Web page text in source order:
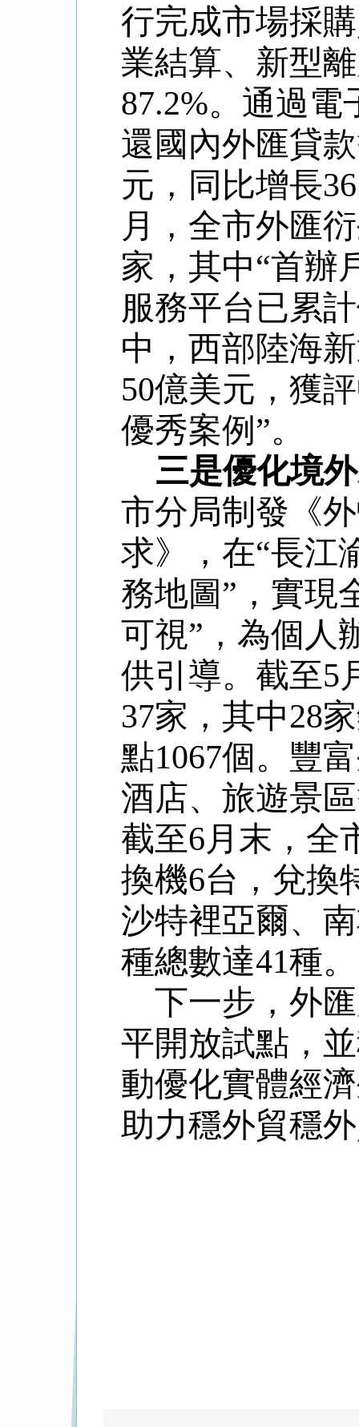
行完成市場採
業結算、新型
87.2%。通過電
還國內外匯貸
元，同比增長
月，全市外匯
家，其中“首辦
服務平台已累
中，西部陸海
50億美元， 獲
優秀案例 ”。
三是優化境
市分局制發《
求》， 在“長江
務地圖” ，實
可視” ，為個
供引導。截至5
37家，其中28
點1067個。豐
酒店、旅遊景
截至6月 末，全
換機6台，兌換
沙特裡亞爾、
種總數達41種。
下一步，外
平開放試點，
動優化實體經
助力穩外貿穩